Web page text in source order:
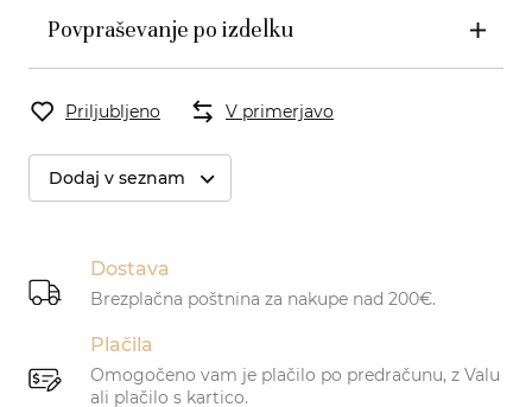
Povpraševanje po izdelku
Priljubljeno V primerjavo
Dodaj v seznam
Dostava
Brezplačna poštnina za nakupe nad 200€.
Plačila
Omogočeno vam je plačilo po predračunu, z Valu
ali plačilo s kartico.